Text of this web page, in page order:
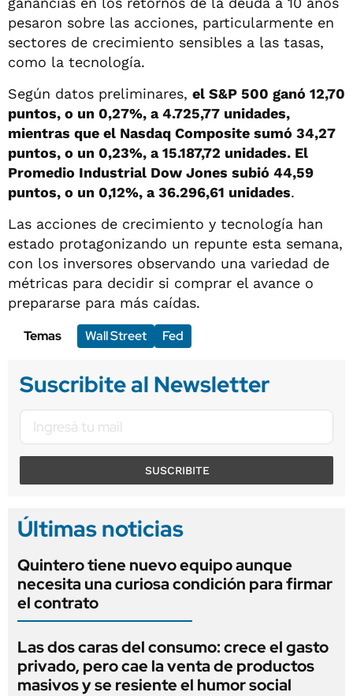
pesaron sobre las acciones, particularmente en
sectores de crecimiento sensibles a las tasas,
como la tecnología.
Según datos preliminares, el S&P 500 ganó 12,70
puntos, o un 0,27%, a 4.725,77 unidades,
mientras que el Nasdaq Composite sumó 34,27
puntos, o un 0,23%, a 15.187,72 unidades. El
Promedio Industrial Dow Jones subió 44,59
puntos, o un 0,12%, a 36.296,61 unidades.
Las acciones de crecimiento y tecnología han
estado protagonizando un repunte esta semana,
con los inversores observando una variedad de
métricas para decidir si comprar el avance o
prepararse para más caídas.
Temas
Wall Street Fed
Suscribite al Newsletter
SUSCRIBITE
Últimas noticias
Quintero tiene nuevo equipo aunque
necesita una curiosa condición para firmar
el contrato
Las dos caras del consumo: crece el gasto
privado, pero cae la venta de productos
masivos y se resiente el humor social